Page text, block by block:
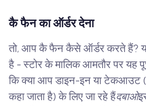
कै फैन का ऑर्डर देना
तो, आप कै फैन कैसे ऑर्डर करते हैं?
है - स्टोर के मालिक आमतौर पर
कि क्या आप डाइन-इन या टेकआउट
कहा जाता है) के लिए जा रहे हैंदबाओ